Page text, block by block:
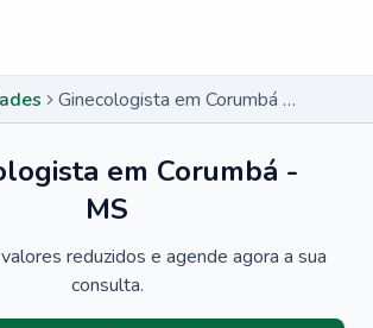
Ginecologista em Corumbá - MS
em Corumbá -
MS
reduzidos e agende agora a sua
consulta.